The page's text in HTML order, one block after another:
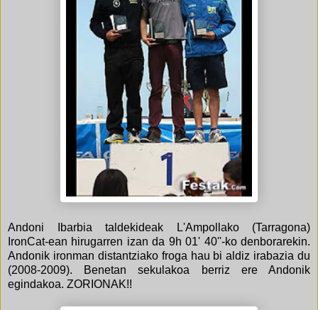
Andoni Ibarbia taldekideak L'Ampollako (Tarragona)
IronCat-ean hirugarren izan da 9h 01' 40''-ko denborarekin.
Andonik ironman distantziako froga hau bi aldiz irabazia du
(2008-2009). Benetan sekulakoa berriz ere Andonik
egindakoa. ZORIONAK!!